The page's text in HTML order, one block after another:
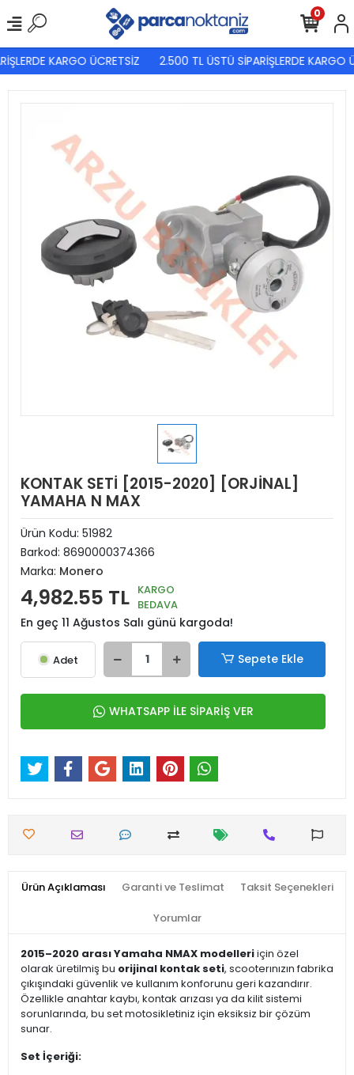
KARGO ÜCRETSİZ 2.500 TL ÜSTÜ SİPARİŞLERDE KARGO
0
KONTAK SETİ [2015-2020] [ORJİNAL]
YAMAHA N MAX
Ürün Kodu: 51982
Barkod: 8690000374366
Marka: Monero
4,982.55 TL KARGO
BEDAVA
En geç 11 Ağustos Salı günü kargoda!
Adet Sepete Ekle
WHATSAPP İLE SİPARİŞ VER
Ürün Açıklaması Garanti ve Teslimat Taksit Seçenekleri
Yorumlar
2015–2020 arası Yamaha NMAX modelleriiçin özel
olarak üretilmiş bu orijinal kontak seti, scooterınızın fabrika
çıkışındaki güvenlik ve kullanım konforunu geri kazandırır.
Özellikle anahtar kaybı, kontak arızası ya da kilit sistemi
sorunlarında, bu set motosikletiniz için eksiksiz bir çözüm
sunar.
Set İçeriği: